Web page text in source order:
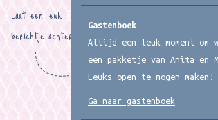
Gastenboek
Altijd een leuk moment om
een pakketje van Anita en
Leuks open te mogen maken!
Laat een leuk
berichtje achter
Ga naar gastenboek